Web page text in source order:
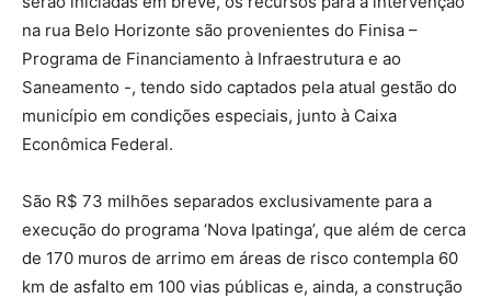
na rua Belo Horizonte são provenientes do Finisa –
Programa de Financiamento à Infraestrutura e ao
Saneamento -, tendo sido captados pela atual gestão do
município em condições especiais, junto à Caixa
Econômica Federal.
São R$ 73 milhões separados exclusivamente para a
execução do programa ‘Nova Ipatinga’, que além de cerca
de 170 muros de arrimo em áreas de risco contempla 60
km de asfalto em 100 vias públicas e, ainda, a construção